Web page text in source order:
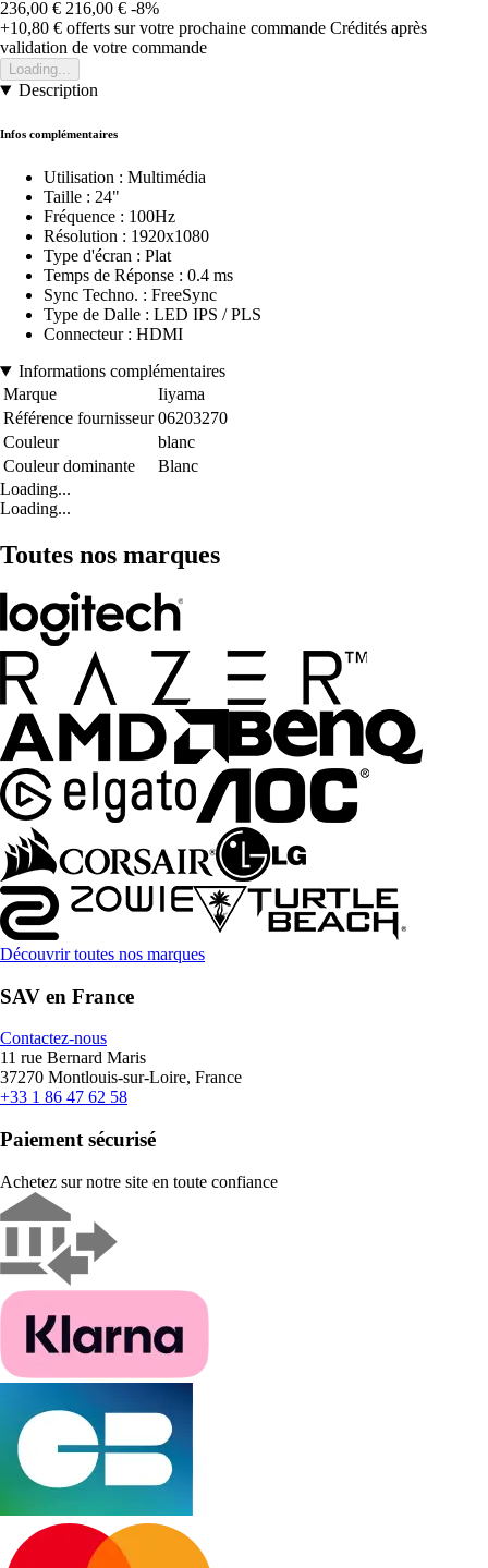
236,00 € 216,00 € -8%
+10,80 € offerts sur votre prochaine commande Crédités après
validation de votre commande
Loading...
Description
Infos complémentaires
Utilisation : Multimédia
Taille : 24"
Fréquence : 100Hz
Résolution : 1920x1080
Type d'écran : Plat
Temps de Réponse : 0.4 ms
Sync Techno. : FreeSync
Type de Dalle : LED IPS / PLS
Connecteur : HDMI
Informations complémentaires
Marque
Iiyama
Référence fournisseur 06203270
Couleur
blanc
Couleur dominante
Blanc
Loading...
Loading...
Toutes nos marques
Découvrir toutes nos marques
SAV en France
Contactez-nous
11 rue Bernard Maris
37270 Montlouis-sur-Loire, France
+33 1 86 47 62 58
Paiement sécurisé
Achetez sur notre site en toute confiance